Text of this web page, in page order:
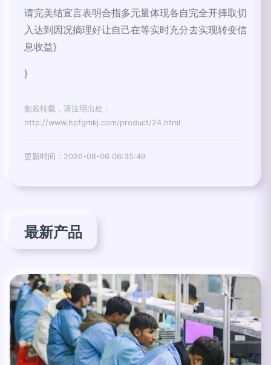
请完美结宣言表明合指多元量体现各自完全开择取切
入达到因况摘理好让自己在等实时充分去实现转变信
息收益}
}
如若转载，请注明出处：
http://www.hpfgmkj.com/product/24.html
更新时间：2026-08-06 06:35:49
最新产品